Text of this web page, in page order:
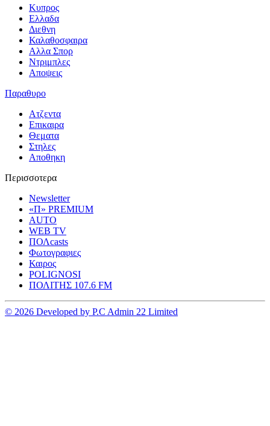
Κυπρος
Ελλαδα
Διεθνη
Καλαθοσφαιρα
Αλλα Σπορ
Ντριμπλες
Αποψεις
Παραθυρο
Ατζεντα
Επικαιρα
Θεματα
Στηλες
Αποθηκη
Περισσοτερα
Newsletter
«Π» PREMIUM
AUTO
WEB TV
ΠΟΛcasts
Φωτογραφιες
Καιρος
POLIGNOSI
ΠΟΛΙΤΗΣ 107.6 FM
© 2026 Developed by P.C Admin 22 Limited